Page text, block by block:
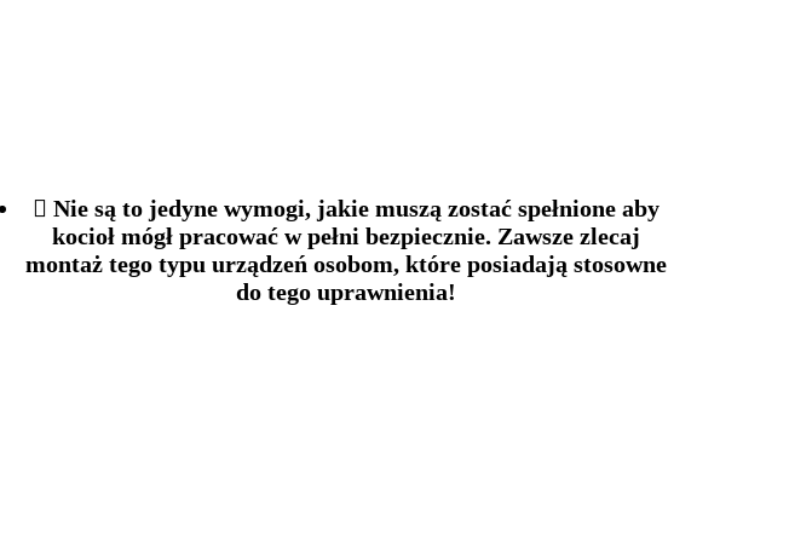
Nie są to jedyne wymogi, jakie muszą zostać spełnione aby
kocioł mógł pracować w pełni bezpiecznie. Zawsze zlecaj
montaż tego typu urządzeń osobom, które posiadają stosowne
do tego uprawnienia!